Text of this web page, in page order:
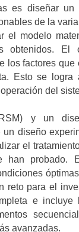
es diseñar un
de la
el modelo
obtenidos. El
los factores que
Esto se logra
del
y un
diseño
el
han probado.
reto para el
e incluye
avanzadas.